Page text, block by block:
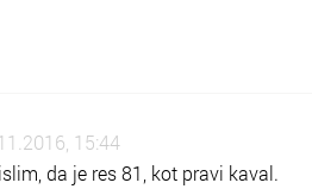
15:44
da je res 81, kot pravi kaval.